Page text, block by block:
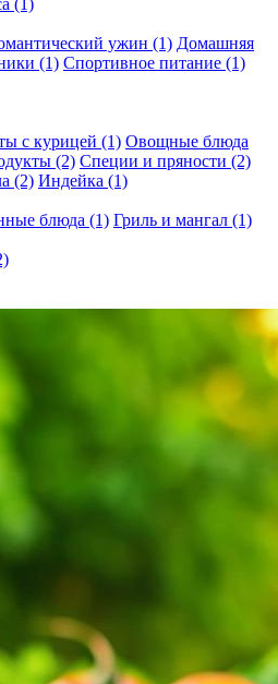
ужин (1) Домашняя
(1) Спортивное питание (1)
с курицей (1) Овощные блюда
(2) Специи и пряности (2)
(2) Индейка (1)
блюда (1) Гриль и мангал (1)